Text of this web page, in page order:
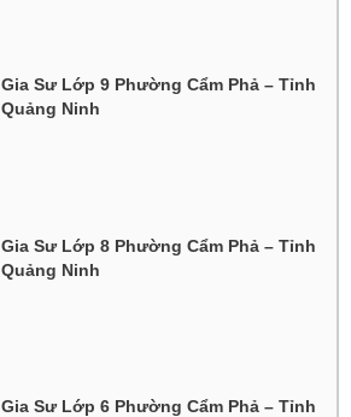
Gia Sư Lớp 9 Phường Cẩm Phả – Tỉnh
Quảng Ninh
Gia Sư Lớp 8 Phường Cẩm Phả – Tỉnh
Quảng Ninh
Gia Sư Lớp 6 Phường Cẩm Phả – Tỉnh